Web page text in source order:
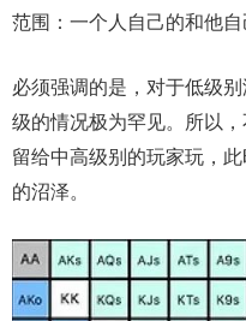
范围：一个人自己的和他自
必须强调的是，对于低级
级的情况极为罕见。所以
留给中高级别的玩家玩，
的沼泽。